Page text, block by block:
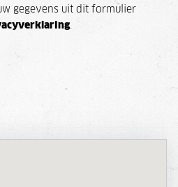
gegevens uit dit formulier
.